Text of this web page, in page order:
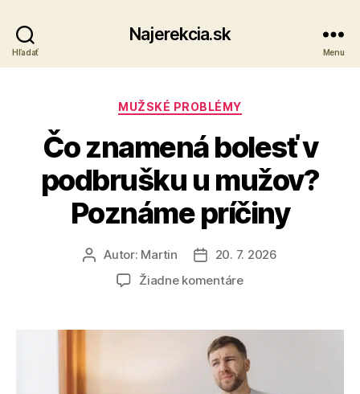
Hľadať
Najerekcia.sk
Menu
Kategórie
MUŽSKÉ PROBLÉMY
Čo znamená bolesť v
podbrušku u mužov?
Poznáme príčiny
Autor
článku
Autor: Martin
Dátum
článku
20. 7. 2026
Žiadne komentárena
bolesť
v
podbrušku
u